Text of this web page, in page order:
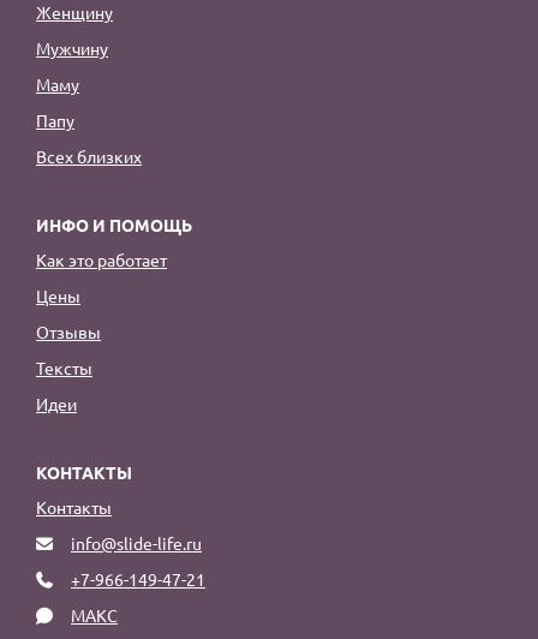
Женщину
Мужчину
Маму
Папу
Всех близких
ИНФО И ПОМОЩЬ
Как это работает
Цены
Отзывы
Тексты
Идеи
КОНТАКТЫ
Контакты
info@slide-life.ru
+7-966-149-47-21
МАКС